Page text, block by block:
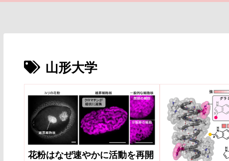
山形大学
花粉はなぜ速やかに活動を再開